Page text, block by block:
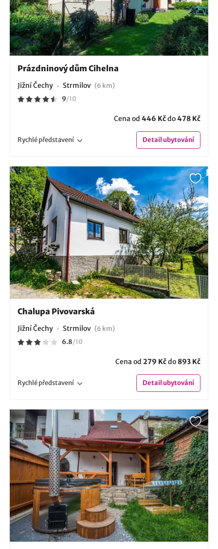
Prázdninový dům Cihelna
Jižní Čechy Strmilov (6 km)
9/10
Cena od 446 Kčdo478 Kč
Rychlépředstavení Detailubytování
Chalupa Pivovarská
Jižní Čechy Strmilov (6 km)
6.8/10
Cena od 279 Kčdo 893 Kč
Rychlépředstavení Detailubytování